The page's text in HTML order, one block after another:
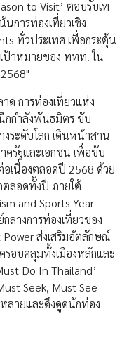
to Visit’ ตอบรับเท
นการท่องเที่ยวเชิง
ทั่วประเทศ เพื่อกระตุ้น
ป้าหมายของ ททท. ใน
ด การท่องเที่ยวแห่ง
กกำลังพันธมิตร ขับ
ระดับโลก เดินหน้าสาน
รัฐและเอกชน เพื่อขับ
อเนื่องตลอดปี 2568 ด้วย
ตลอดทั้งปี ภายใต้
and Sports Year
ลางการท่องเที่ยวของ
ส่งเสริมอัตลักษณ์
อบคลุมทั้งเมืองหลักและ
Do In Thailand’
Seek, Must See
ลายและดึงดูดนักท่อง